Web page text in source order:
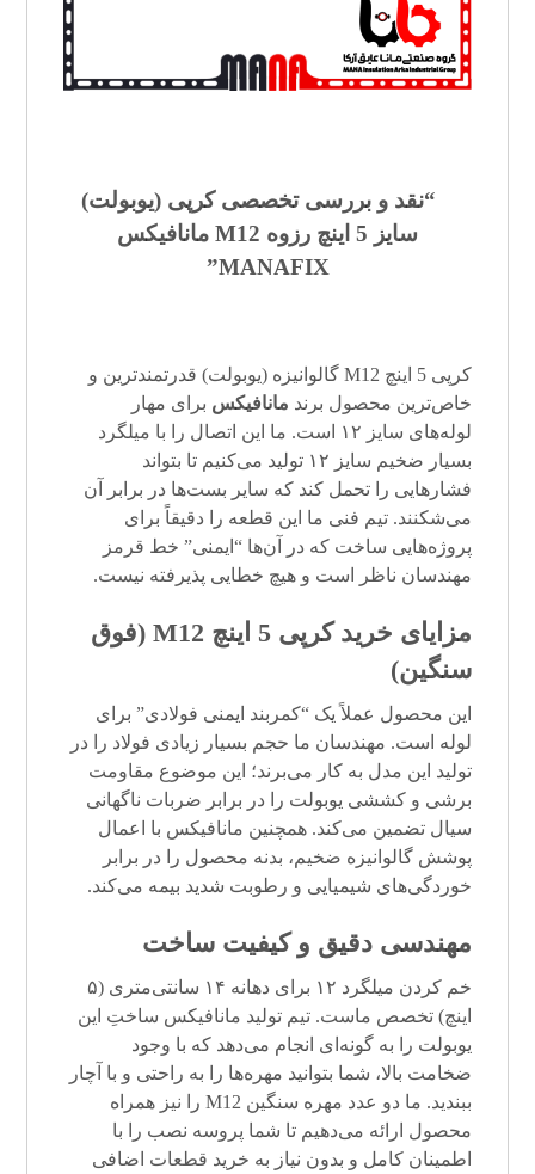
“نقد و بررسی تخصصی کرپی (یوبولت)
سایز 5 اینچ رزوه M12 مانافیکس
MANAFIX”
کرپی 5 اینچ M12 گالوانیزه (یوبولت) قدرتمندترین و
خاص‌ترین محصول برند مانافیکس برای مهار
لوله‌های سایز ۱۲ است. ما این اتصال را با میلگرد
بسیار ضخیم سایز ۱۲ تولید می‌کنیم تا بتواند
فشارهایی را تحمل کند که سایر بست‌ها در برابر آن
می‌شکنند. تیم فنی ما این قطعه را دقیقاً برای
پروژه‌هایی ساخت که در آن‌ها “ایمنی” خط قرمز
مهندسان ناظر است و هیچ خطایی پذیرفته نیست.
مزایای خرید کرپی 5 اینچ M12 (فوق
سنگین)
این محصول عملاً یک “کمربند ایمنی فولادی” برای
لوله است. مهندسان ما حجم بسیار زیادی فولاد را در
تولید این مدل به کار می‌برند؛ این موضوع مقاومت
برشی و کششی یوبولت را در برابر ضربات ناگهانی
سیال تضمین می‌کند. همچنین مانافیکس با اعمال
پوشش گالوانیزه ضخیم، بدنه محصول را در برابر
خوردگی‌های شیمیایی و رطوبت شدید بیمه می‌کند.
مهندسی دقیق و کیفیت ساخت
خم کردن میلگرد ۱۲ برای دهانه ۱۴ سانتی‌متری (۵
اینچ) تخصص ماست. تیم تولید مانافیکس ساختِ این
یوبولت را به گونه‌ای انجام می‌دهد که با وجود
ضخامت بالا، شما بتوانید مهره‌ها را به راحتی و با آچار
ببندید. ما دو عدد مهره سنگین M12 را نیز همراه
محصول ارائه می‌دهیم تا شما پروسه نصب را با
اطمینان کامل و بدون نیاز به خرید قطعات اضافی